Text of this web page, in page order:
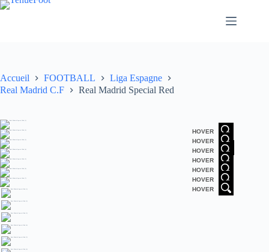
Passer
Accueil FOOTBALL
Liga Espagne
Real Madrid C.F
Real Madrid Special Red
HOVER
HOVER
HOVER
HOVER
HOVER
HOVER
HOVER